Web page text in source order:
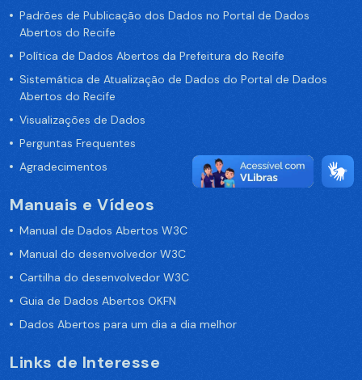
Padrões de Publicação dos Dados no Portal de Dados
Abertos do Recife
Política de Dados Abertos da Prefeitura do Recife
Sistemática de Atualização de Dados do Portal de Dados
Abertos do Recife
Visualizações de Dados
Perguntas Frequentes
Agradecimentos
Manuais e Vídeos
Manual de Dados Abertos W3C
Manual do desenvolvedor W3C
Cartilha do desenvolvedor W3C
Guia de Dados Abertos OKFN
Dados Abertos para um dia a dia melhor
Links de Interesse